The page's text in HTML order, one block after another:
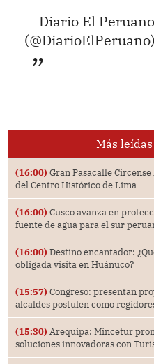
— Diario El Peruano
(@DiarioElPeruano)
Más
(16:00) Gran Pasacalle
del Centro Histórico de Lima
(16:00) Cusco avanza en
fuente de agua para el sur
(16:00) Destino encantador:
obligada visita en Huánuco?
(15:57) Congreso: presentan
alcaldes postulen como
(15:30) Arequipa: Mincetur
soluciones innovadoras con